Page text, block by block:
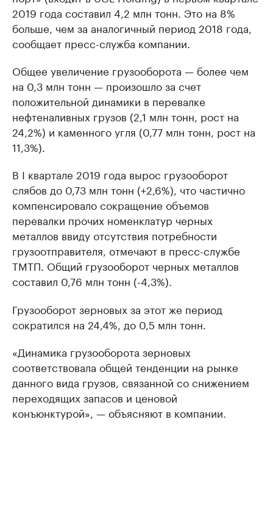
2019 года составил 4,2 млн тонн. Это на 8%
больше, чем за аналогичный период 2018 года,
сообщает пресс-служба компании.
Общее увеличение грузооборота — более чем
на 0,3 млн тонн — произошло за счет
положительной динамики в перевалке
нефтеналивных грузов (2,1 млн тонн, рост на
24,2%) и каменного угля (0,77 млн тонн, рост на
11,3%).
В I квартале 2019 года вырос грузооборот
слябов до 0,73 млн тонн (+2,6%), что частично
компенсировало сокращение объемов
перевалки прочих номенклатур черных
металлов ввиду отсутствия потребности
грузоотправителя, отмечают в пресс-службе
ТМТП. Общий грузооборот черных металлов
составил 0,76 млн тонн (-4,3%).
Грузооборот зерновых за этот же период
сократился на 24,4%, до 0,5 млн тонн.
«Динамика грузооборота зерновых
соответствовала общей тенденции на рынке
данного вида грузов, связанной со снижением
переходящих запасов и ценовой
конъюнктурой», — объясняют в компании.